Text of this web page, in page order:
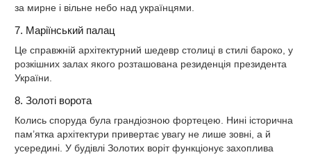
за мирне і вільне небо над українцями.
7. Маріїнський палац
Це справжній архітектурний шедевр столиці в стилі бароко, у
розкішних залах якого розташована резиденція президента
України.
8. Золоті ворота
Колись споруда була грандіозною фортецею. Нині історична
пам’ятка архітектури привертає увагу не лише зовні, а й
усередині. У будівлі Золотих воріт функціонує захоплива